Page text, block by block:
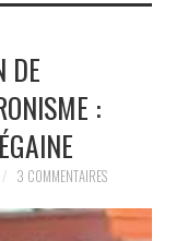
DE
:
3 COMMENTAIRES